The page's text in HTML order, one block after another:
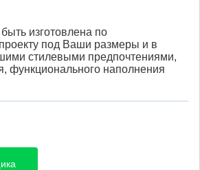
изготовлена по
под Ваши размеры и в
стилевыми предпочтениями,
функционального наполнения